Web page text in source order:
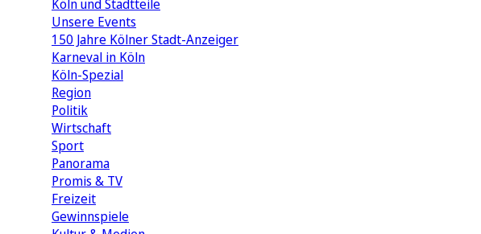
Köln und Stadtteile
Unsere Events
150 Jahre Kölner Stadt-Anzeiger
Karneval in Köln
Köln-Spezial
Region
Politik
Wirtschaft
Sport
Panorama
Promis & TV
Freizeit
Gewinnspiele